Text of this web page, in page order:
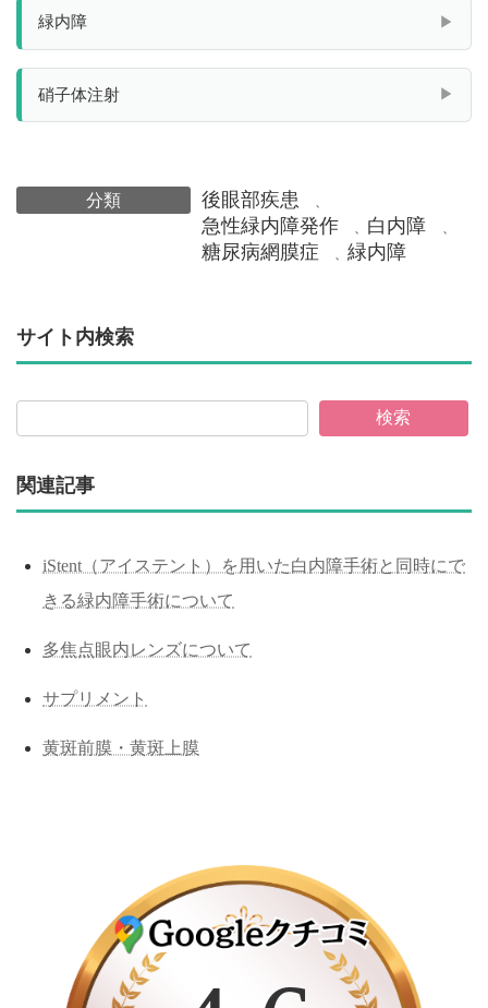
緑内障
硝子体注射
分類 後眼部疾患 、
急性緑内障発作 、 白内障 、
糖尿病網膜症 、緑内障
サイト内検索
検索
関連記事
iStent（アイステント）を用いた白内障手術と同時にで
きる緑内障手術について
多焦点眼内レンズについて
サプリメント
黄斑前膜・黄斑上膜
リ